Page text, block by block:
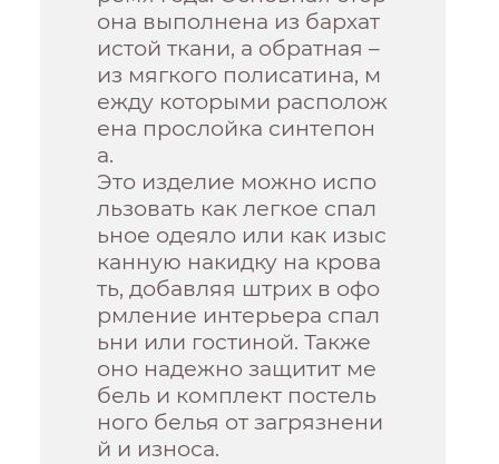
она выполнена из бархат
истой ткани, а обратная –
из мягкого полисатина, м
ежду которыми располож
ена прослойка синтепон
а.
Это изделие можно испо
льзовать как легкое спал
ьное одеяло или как изыс
канную накидку на крова
ть, добавляя штрих в офо
рмление интерьера спал
ьни или гостиной. Также
оно надежно защитит ме
бель и комплект постель
ного белья от загрязнени
й и износа.